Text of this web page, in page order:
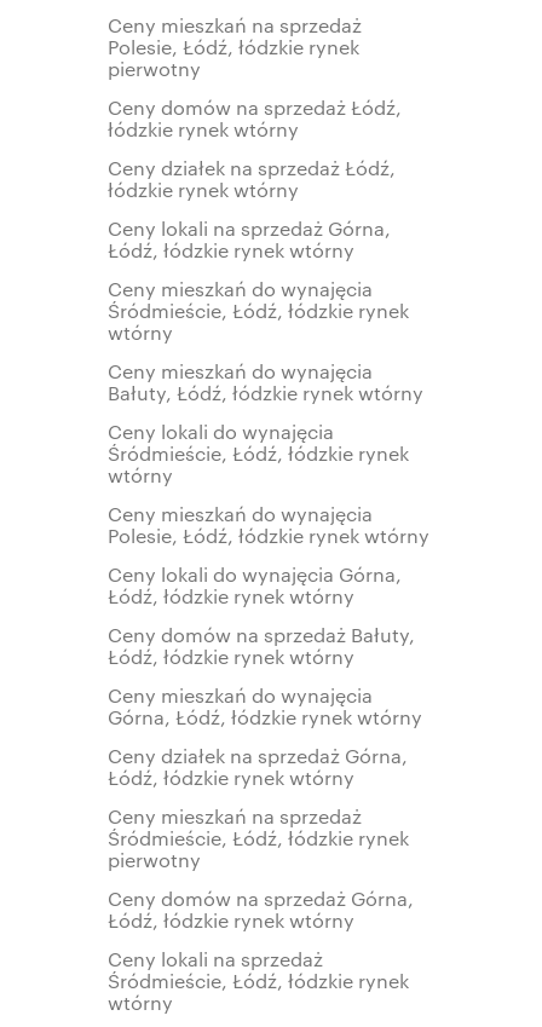
Ceny mieszkań na sprzedaż
Polesie, Łódź, łódzkie rynek
pierwotny
Ceny domów na sprzedaż Łódź,
łódzkie rynek wtórny
Ceny działek na sprzedaż Łódź,
łódzkie rynek wtórny
Ceny lokali na sprzedaż Górna,
Łódź, łódzkie rynek wtórny
Ceny mieszkań do wynajęcia
Śródmieście, Łódź, łódzkie rynek
wtórny
Ceny mieszkań do wynajęcia
Bałuty, Łódź, łódzkie rynek wtórny
Ceny lokali do wynajęcia
Śródmieście, Łódź, łódzkie rynek
wtórny
Ceny mieszkań do wynajęcia
Polesie, Łódź, łódzkie rynek wtórny
Ceny lokali do wynajęcia Górna,
Łódź, łódzkie rynek wtórny
Ceny domów na sprzedaż Bałuty,
Łódź, łódzkie rynek wtórny
Ceny mieszkań do wynajęcia
Górna, Łódź, łódzkie rynek wtórny
Ceny działek na sprzedaż Górna,
Łódź, łódzkie rynek wtórny
Ceny mieszkań na sprzedaż
Śródmieście, Łódź, łódzkie rynek
pierwotny
Ceny domów na sprzedaż Górna,
Łódź, łódzkie rynek wtórny
Ceny lokali na sprzedaż
Śródmieście, Łódź, łódzkie rynek
wtórny